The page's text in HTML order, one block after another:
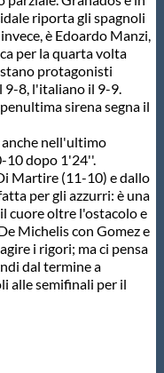
riporta gli spagnoli
è Edoardo Manzi,
per la quarta volta
protagonisti
9-8, l'italiano il 9-9.
sirena segna il
nell'ultimo
10 dopo 1'24''.
Martire (11-10) e dallo
per gli azzurri: è una
cuore oltre l'ostacolo e
Michelis con Gomez e
i rigori; ma ci pensa
dal termine a
alle semifinali per il